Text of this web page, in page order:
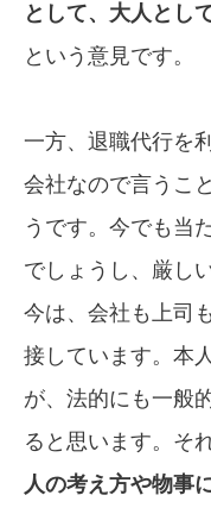
として、大人とし
という意見です。
一方、退職代行を
会社なので言うこ
うです。今でも当
でしょうし、厳し
今は、会社も上司
接しています。本
が、法的にも一般
ると思います。そ
人の考え方や物事